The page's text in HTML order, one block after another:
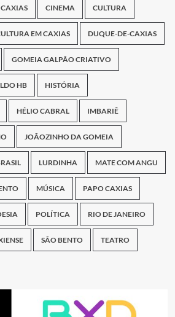
CAXIAS CINEMA CULTURA
EM CAXIAS DUQUE-DE-CAXIAS
GOMEIA GALPÃO CRIATIVO
HB HISTÓRIA
HÉLIO CABRAL IMBARIÊ
JOÃOZINHO DA GOMEIA
LURDINHA MATE COM ANGU
MÚSICA PAPO CAXIAS
POLÍTICA RIO DE JANEIRO
SÃO BENTO TEATRO